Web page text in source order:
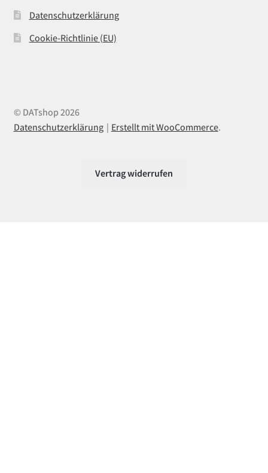
Datenschutzerklärung
Cookie-Richtlinie (EU)
© DATshop 2026
Datenschutzerklärung
Erstellt mit WooCommerce.
Vertrag widerrufen